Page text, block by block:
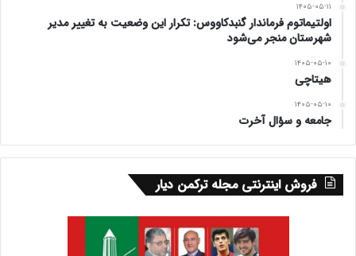
۱۴۰۵-۰۵-۱۱
اولتیماتوم فرماندار گنبدکاووس: تکرار این وضعیت به تغییر مدیر
شهرستان منجر می‌شود
۱۴۰۵-۰۵-۱۰
هیتاچی
۱۴۰۵-۰۵-۱۰
جامعه و سؤال آخرت
فروش اینترنتی مجله ترکمن دیار